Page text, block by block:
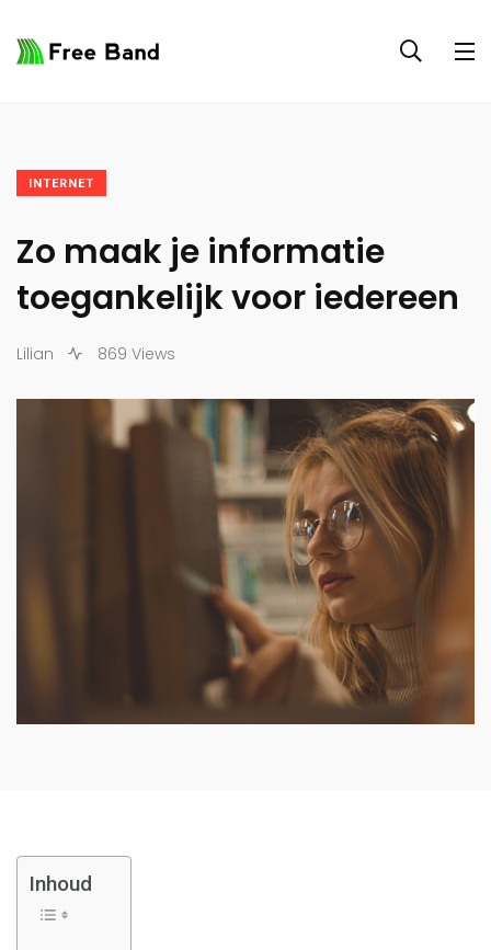
INTERNET
Zo maak je informatie
toegankelijk voor iedereen
Lilian 869 Views
Inhoud